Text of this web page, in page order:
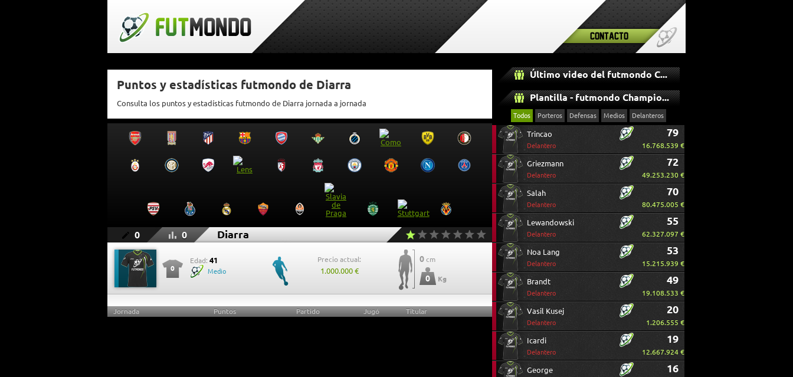
Contacto
Puntos y estadísticas futmondo de Diarra
Consulta los puntos y estadísticas futmondo de Diarra jornada a jornada
0 0 Diarra
0
Edad: 41
Medio
Precio actual:
1.000.000 €
0 cm
0 Kg
Jornada Puntos Partido Jugó Titular
Último video del futmondo Champions
Plantilla - futmondo Champions
Todos Porteros Defensas Medios Delanteros
Trincao
Delantero
79
16.768.539 €
Griezmann
Delantero
72
49.253.230 €
Salah
Delantero
70
80.475.005 €
Lewandowski
Delantero
55
62.327.097 €
Noa Lang
Delantero
53
15.215.939 €
Brandt
Delantero
49
19.108.533 €
Vasil Kusej
Delantero
20
1.206.555 €
Icardi
Delantero
19
12.667.924 €
George 16